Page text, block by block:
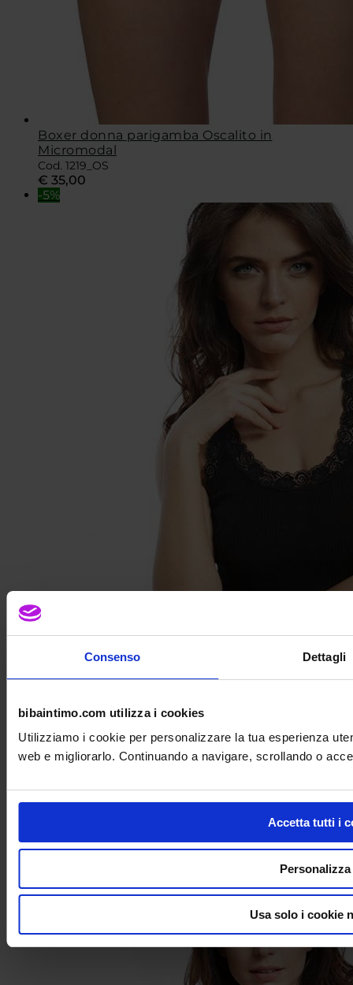
Consenso Dettagli
bibaintimo.com utilizza i cookies
Utilizziamo i cookie per personalizzare la tua esperienza
web e migliorarlo. Continuando a navigare, scrollando o
Accetta tutti i
Personalizza
Usa solo i cookie
Boxer donna parigamba Oscalito in
Micromodal
Cod. 1219_OS
€ 35,00
-5%
Lana e Seta con balza in pizzo Leavers
Il prezzo originale era: € 80,00.€76,00 Il
prezzo attuale è: € 76,00.
-5%